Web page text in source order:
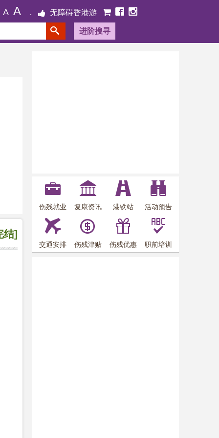
A A 无障碍香港游
进阶搜寻
结]
伤残就业 复康资讯 港铁站 活动预告
交通安排 伤残津贴 伤残优惠 职前培训